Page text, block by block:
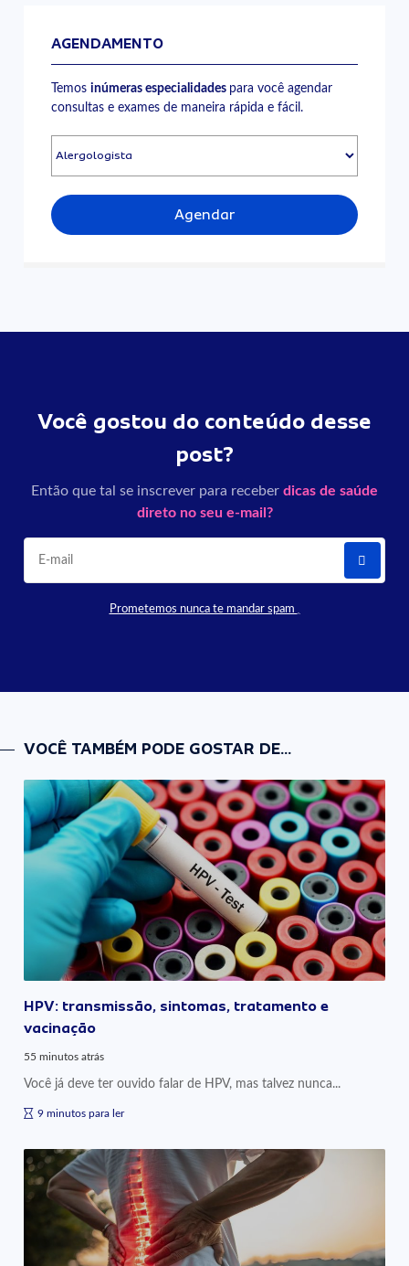
AGENDAMENTO
Temosinúmeras especialidades para você agendar
consultas e exames de maneira rápida e fácil.
Agendar
Você gostou do conteúdo desse
post?
Então que tal se inscrever para receber dicas de saúde
direto no seu e-mail?
Prometemos nunca te mandar spam
VOCÊ TAMBÉM PODE GOSTAR DE...
HPV: transmissão, sintomas, tratamento e
vacinação
55 minutos atrás
Você já deve ter ouvido falar de HPV, mas talvez nunca...
9 minutos para ler